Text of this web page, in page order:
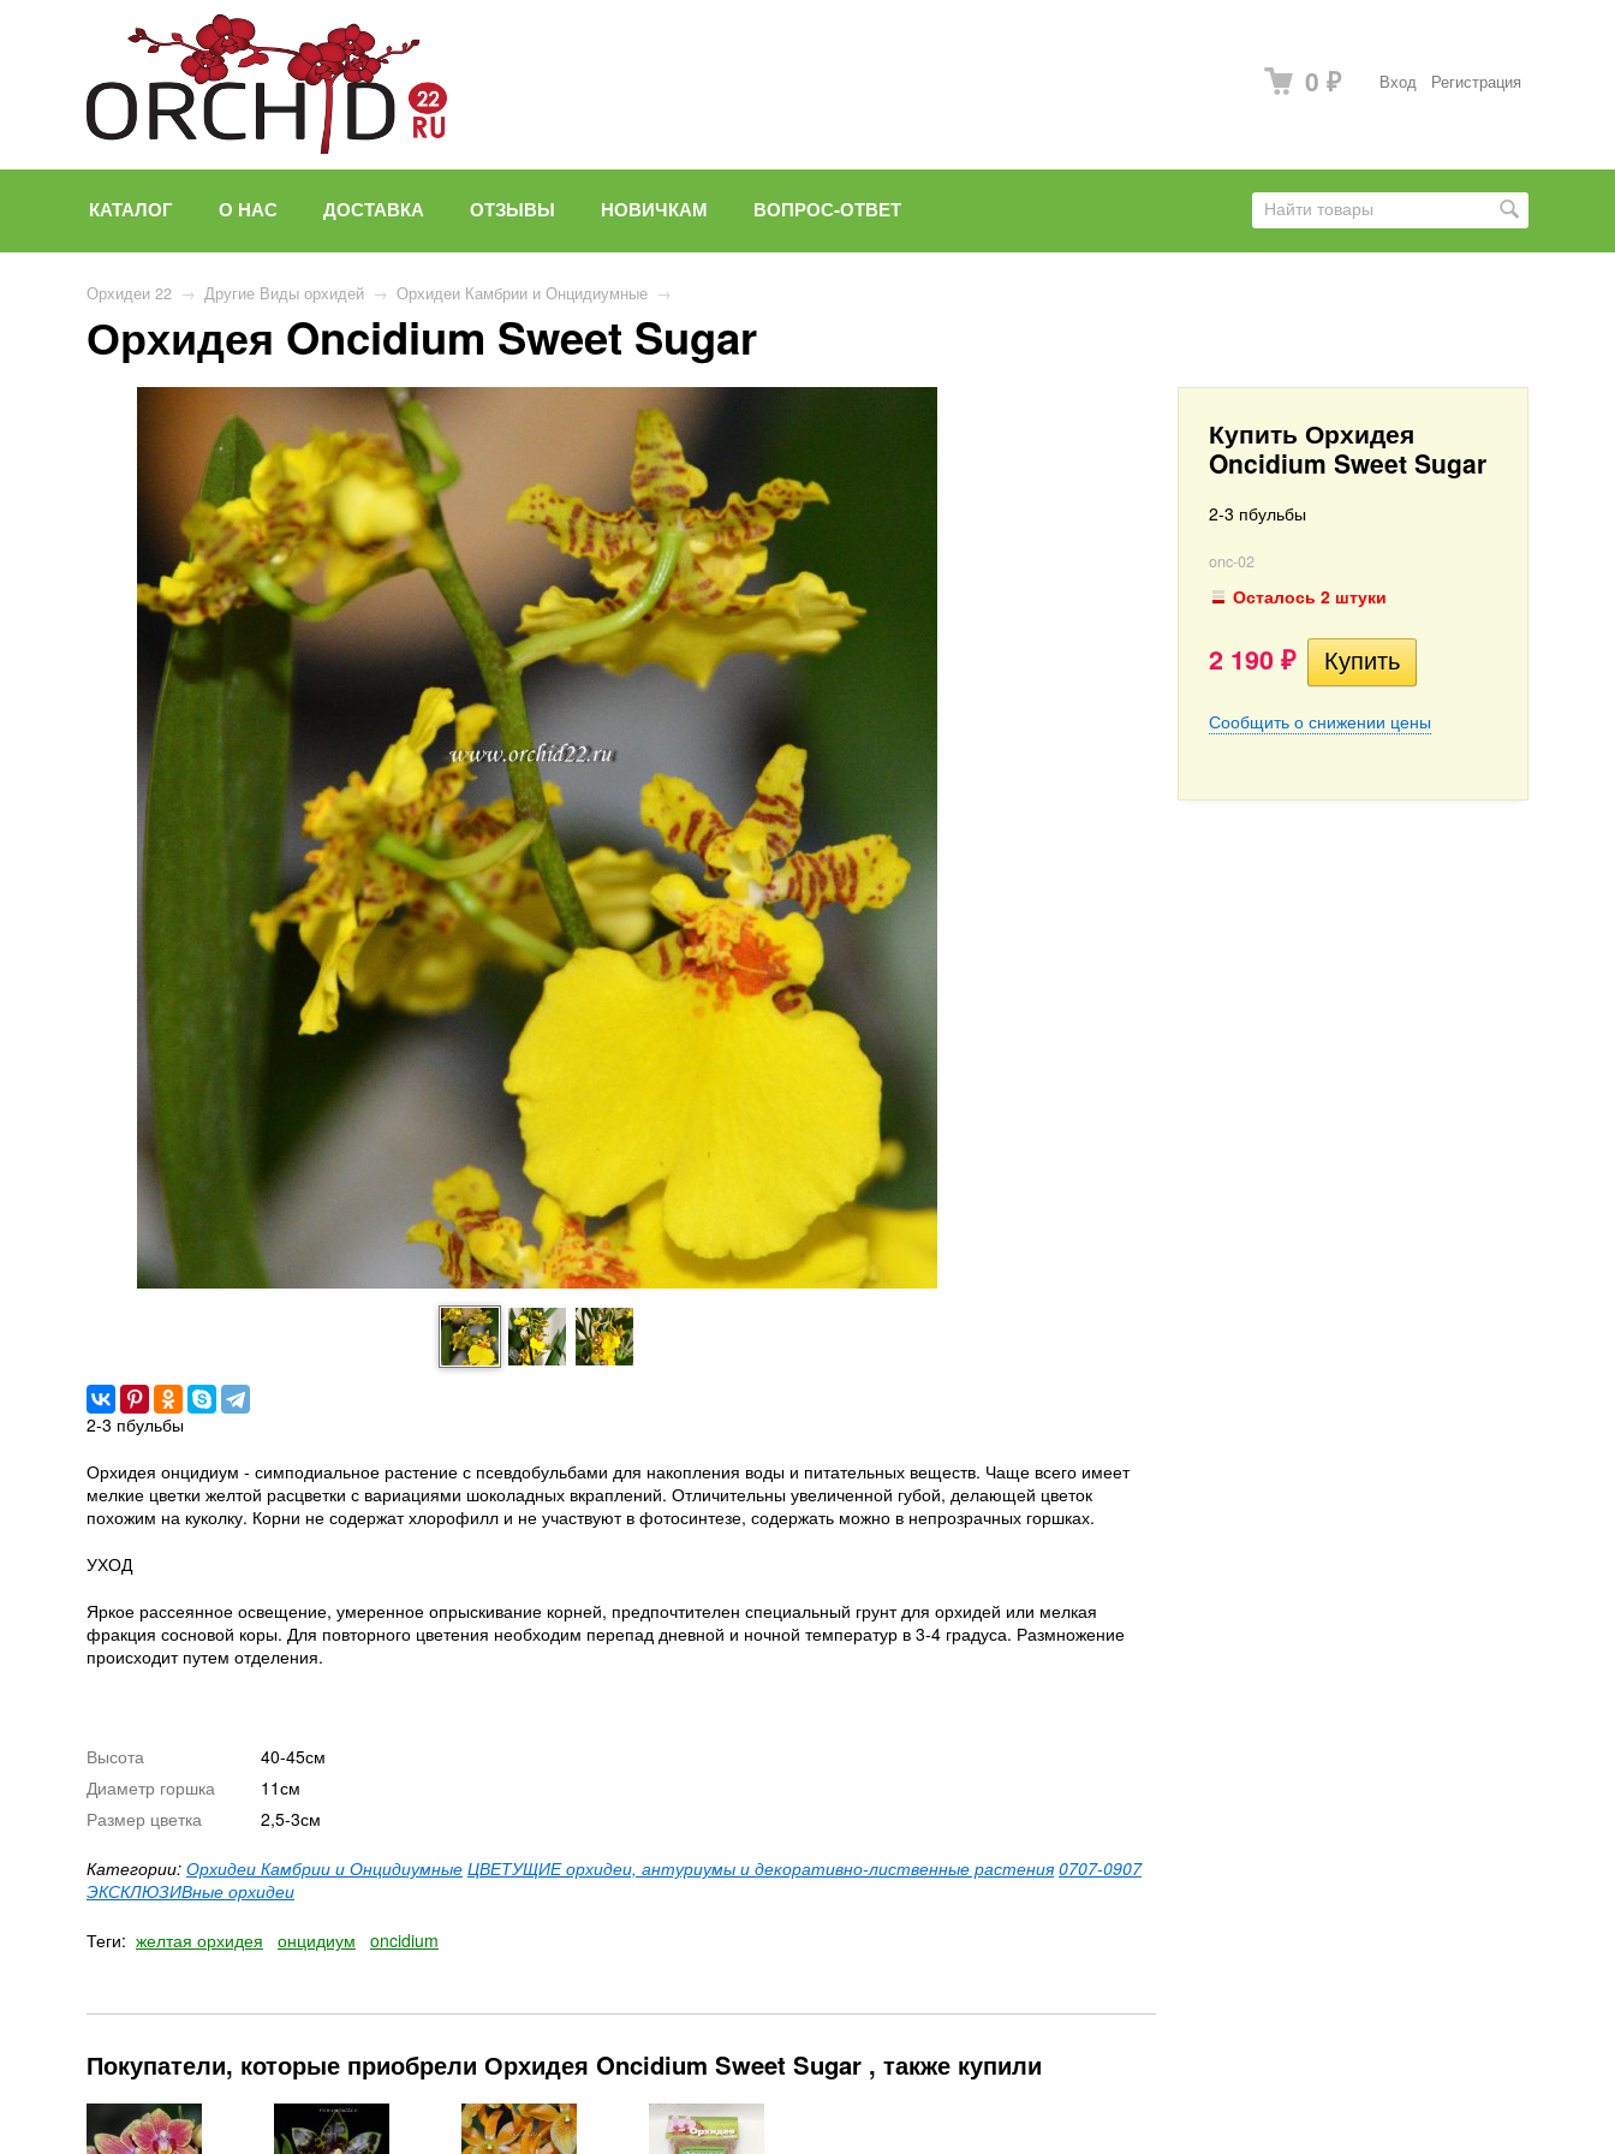
Вход Регистрация
0 ₽
КАТАЛОГ О НАС ДОСТАВКА ОТЗЫВЫ НОВИЧКАМ ВОПРОС-ОТВЕТ
Орхидеи 22 → Другие Виды орхидей → Орхидеи Камбрии и Онцидиумные →
Орхидея Oncidium Sweet Sugar
Купить Орхидея
Oncidium Sweet Sugar
2-3 пбульбы
onc-02
Осталось 2 штуки
2 190 ₽
Сообщить о снижении цены
2-3 пбульбы
Орхидея онцидиум - симподиальное растение с псевдобульбами для накопления воды и питательных веществ. Чаще всего имеет
мелкие цветки желтой расцветки с вариациями шоколадных вкраплений. Отличительны увеличенной губой, делающей цветок
похожим на куколку. Корни не содержат хлорофилл и не участвуют в фотосинтезе, содержать можно в непрозрачных горшках.
УХОД
Яркое рассеянное освещение, умеренное опрыскивание корней, предпочтителен специальный грунт для орхидей или мелкая
фракция сосновой коры. Для повторного цветения необходим перепад дневной и ночной температур в 3-4 градуса. Размножение
происходит путем отделения.
Высота
40-45см
Диаметр горшка
11см
Размер цветка
2,5-3см
Категории: Орхидеи Камбрии и Онцидиумные ЦВЕТУЩИЕ орхидеи, антуриумы и декоративно-лиственные растения 0707-0907
ЭКСКЛЮЗИВные орхидеи
Теги: желтая орхидея онцидиум oncidium
Покупатели, которые приобрели Орхидея Oncidium Sweet Sugar , также купили